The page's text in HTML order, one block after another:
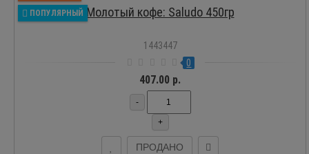
ПОПУЛЯРНЫЙ Молотый кофе: Saludo 450гр
1443447
0
407.00 р.
-
+
ПРОДАНО